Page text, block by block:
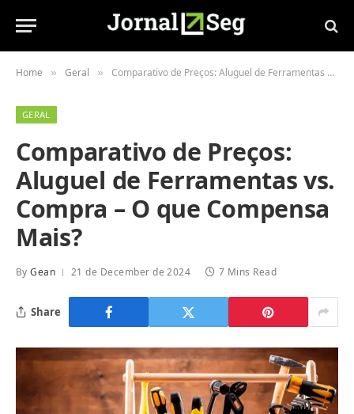
Home » Geral » Comparativo de Preços: Aluguel de Ferramentas vs. Compra – O que Compensa Mais?
GERAL
Comparativo de Preços:
Aluguel de Ferramentas vs.
Compra – O que Compensa
Mais?
By Gean 21 de December de 2024 7 Mins Read
Share